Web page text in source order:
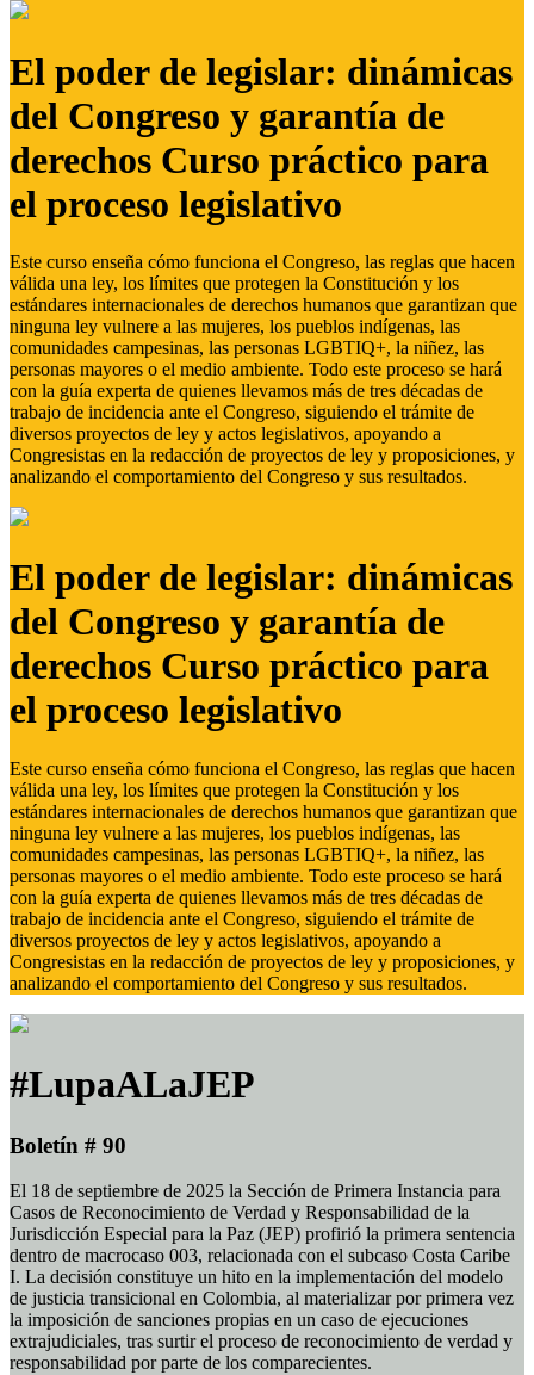
El poder de legislar: dinámicas
del Congreso y garantía de
derechos Curso práctico para
el proceso legislativo
Este curso enseña cómo funciona el Congreso, las reglas que hacen
válida una ley, los límites que protegen la Constitución y los
estándares internacionales de derechos humanos que garantizan que
ninguna ley vulnere a las mujeres, los pueblos indígenas, las
comunidades campesinas, las personas LGBTIQ+, la niñez, las
personas mayores o el medio ambiente. Todo este proceso se hará
con la guía experta de quienes llevamos más de tres décadas de
trabajo de incidencia ante el Congreso, siguiendo el trámite de
diversos proyectos de ley y actos legislativos, apoyando a
Congresistas en la redacción de proyectos de ley y proposiciones, y
analizando el comportamiento del Congreso y sus resultados.
El poder de legislar: dinámicas
del Congreso y garantía de
derechos Curso práctico para
el proceso legislativo
Este curso enseña cómo funciona el Congreso, las reglas que hacen
válida una ley, los límites que protegen la Constitución y los
estándares internacionales de derechos humanos que garantizan que
ninguna ley vulnere a las mujeres, los pueblos indígenas, las
comunidades campesinas, las personas LGBTIQ+, la niñez, las
personas mayores o el medio ambiente. Todo este proceso se hará
con la guía experta de quienes llevamos más de tres décadas de
trabajo de incidencia ante el Congreso, siguiendo el trámite de
diversos proyectos de ley y actos legislativos, apoyando a
Congresistas en la redacción de proyectos de ley y proposiciones, y
analizando el comportamiento del Congreso y sus resultados.
#LupaALaJEP
Boletín # 90
El 18 de septiembre de 2025 la Sección de Primera Instancia para
Casos de Reconocimiento de Verdad y Responsabilidad de la
Jurisdicción Especial para la Paz (JEP) profirió la primera sentencia
dentro de macrocaso 003, relacionada con el subcaso Costa Caribe
I. La decisión constituye un hito en la implementación del modelo
de justicia transicional en Colombia, al materializar por primera vez
la imposición de sanciones propias en un caso de ejecuciones
extrajudiciales, tras surtir el proceso de reconocimiento de verdad y
responsabilidad por parte de los comparecientes.